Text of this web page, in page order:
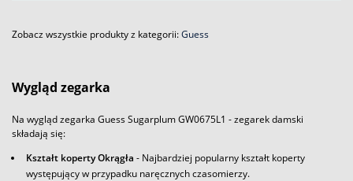
Zobacz wszystkie produkty z kategorii:Guess
Wygląd zegarka
Na wygląd zegarka Guess Sugarplum GW0675L1 - zegarek damski
składają się:
Kształt koperty Okrągła - Najbardziej popularny kształt koperty
występujący w przypadku naręcznych czasomierzy.